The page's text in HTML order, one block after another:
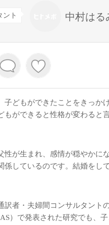
ント 中村はる
どもができたことをきっか
ができると性格が変わると
性が生まれ、感情が穏やかに
しているのです。結婚をし
者・夫婦間コンサルタント
）で発表された研究でも、